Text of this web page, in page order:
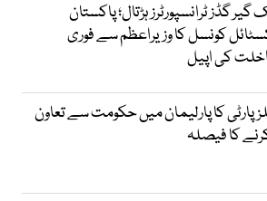
گڈز ٹرانسپورٹرز ہڑتال؛ پاکستان
کونسل کا وزیراعظم سے فوری
کی اپیل
کا پارلیمان میں حکومت سے تعاون
کا فیصلہ